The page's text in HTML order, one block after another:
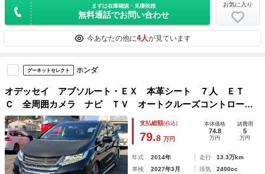
まずは在庫確認・見積依頼
無料通話でお問い合わせ
お気に入り
今あなたの他に4人が見ています
グーネットセレクト ホンダ
オデッセイ アブソルート・ＥＸ 本革シート ７人 ＥＴ
Ｃ 全周囲カメラ ナビ ＴＶ オートクルーズコントロー
ル 両側電動スライドドア オートライト ＬＥＤヘッドラン
プ 電動格納ミラー シートヒーター 後席モニター
支払総額(税込)
79.8 万円
本体価格
74.8
万円
諸費用
5
万円
年式 2014年 走行
13.3万km
車検
2027年3月 排気
2400cc